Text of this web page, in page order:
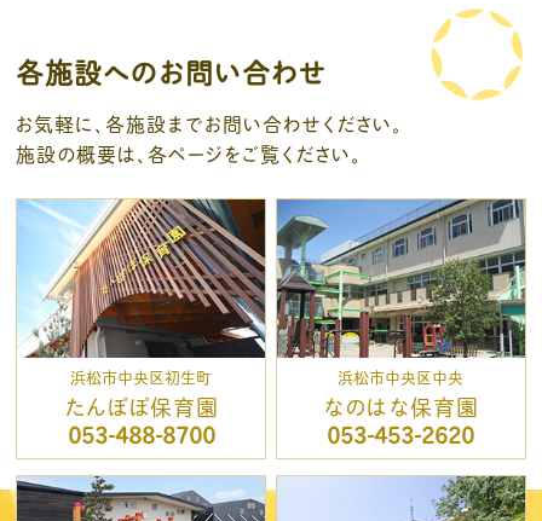
各施設へのお問い合わせ
お気軽に、各施設までお問い合わせください。
施設の概要は、各ページをご覧ください。
浜松市中央区初生町
たんぽぽ保育園
053-488-8700
浜松市中央区中央
なのはな保育園
053-453-2620